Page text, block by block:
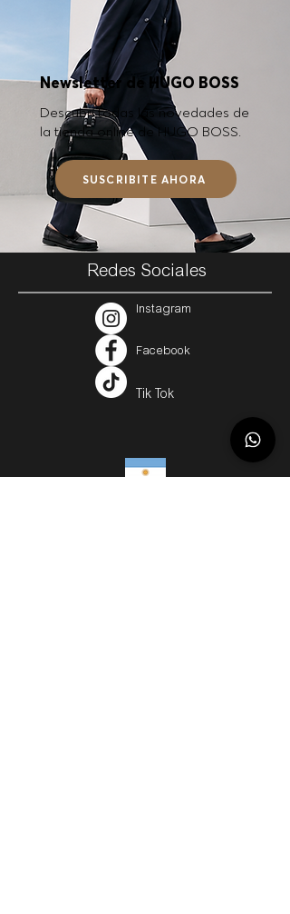
Newsletter de HUGO BOSS
Descubrí todas las novedades de
la tienda online de HUGO BOSS.
SUSCRIBITE AHORA
Redes Sociales
Instagram
Facebook
Tik Tok